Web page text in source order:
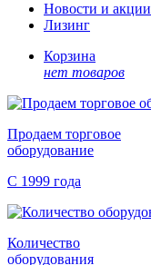
Новости и акции
Лизинг
Корзина
нет товаров
Продаем торговое
оборудование
С 1999 года
Количество
оборудования